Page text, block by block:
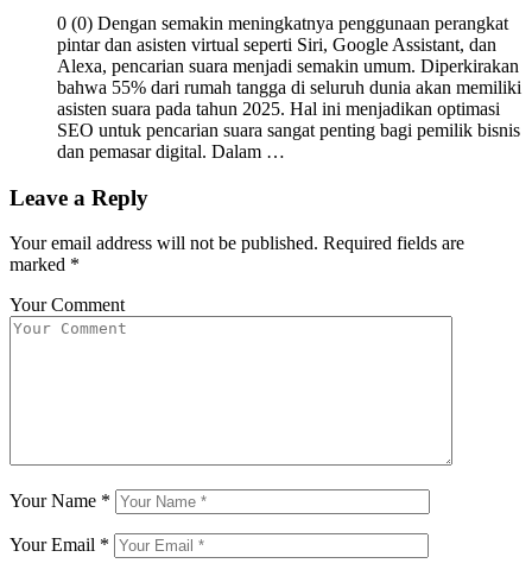
0 (0) Dengan semakin meningkatnya penggunaan perangkat
pintar dan asisten virtual seperti Siri, Google Assistant, dan
Alexa, pencarian suara menjadi semakin umum. Diperkirakan
bahwa 55% dari rumah tangga di seluruh dunia akan memiliki
asisten suara pada tahun 2025. Hal ini menjadikan optimasi
SEO untuk pencarian suara sangat penting bagi pemilik bisnis
dan pemasar digital. Dalam …
Leave a Reply
Your email address will not be published. Required fields are
marked *
Your Comment
Your Name *
Your Email *